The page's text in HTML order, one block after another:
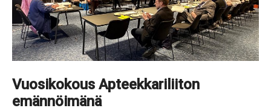
Vuosikokous Apteekkariliiton
emännöimänä